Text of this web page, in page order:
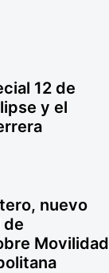
12 de
y el
nuevo
de
Movilidad